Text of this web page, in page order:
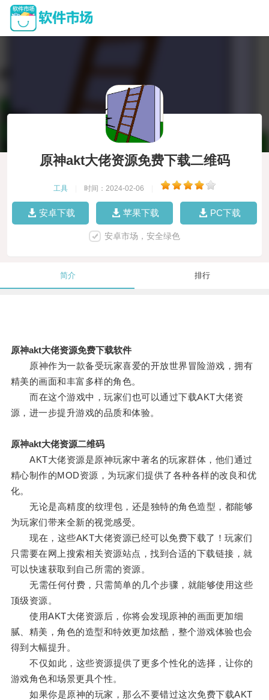
原神akt大佬资源免费下载二维码
工具 时间：2024-02-06
安卓下载 苹果下载 PC下载
安卓市场，安全绿色
简介 排行
原神akt大佬资源免费下载软件
原神作为一款备受玩家喜爱的开放世界冒险游戏，拥有
精美的画面和丰富多样的角色。
而在这个游戏中，玩家们也可以通过下载AKT大佬资
源，进一步提升游戏的品质和体验。
原神akt大佬资源二维码
AKT大佬资源是原神玩家中著名的玩家群体，他们通过
精心制作的MOD资源，为玩家们提供了各种各样的改良和优
化。
无论是高精度的纹理包，还是独特的角色造型，都能够
为玩家们带来全新的视觉感受。
现在，这些AKT大佬资源已经可以免费下载了！玩家们
只需要在网上搜索相关资源站点，找到合适的下载链接，就
可以快速获取到自己所需的资源。
无需任何付费，只需简单的几个步骤，就能够使用这些
顶级资源。
使用AKT大佬资源后，你将会发现原神的画面更加细
腻、精美，角色的造型和特效更加炫酷，整个游戏体验也会
得到大幅提升。
不仅如此，这些资源提供了更多个性化的选择，让你的
游戏角色和场景更具个性。
如果你是原神的玩家，那么不要错过这次免费下载AKT